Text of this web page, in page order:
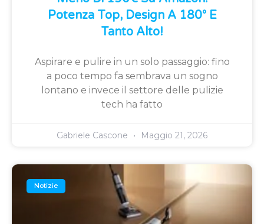
Potenza Top, Design A 180° E
Tanto Alto!
Aspirare e pulire in un solo passaggio: fino
a poco tempo fa sembrava un sogno
lontano e invece il settore delle pulizie
tech ha fatto
Gabriele Cascone Maggio 21, 2026
Notizie